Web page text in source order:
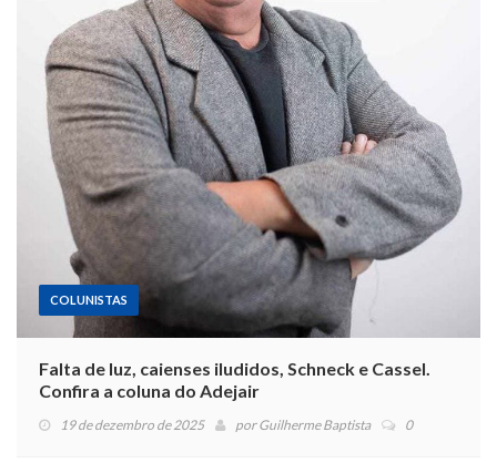
COLUNISTAS
Falta de luz, caienses iludidos, Schneck e Cassel.
Confira a coluna do Adejair
19 de dezembro de 2025 porGuilherme Baptista 0